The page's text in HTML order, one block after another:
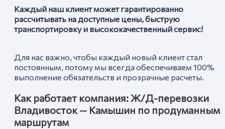
Каждый наш клиент может гарантированно
рассчитывать на доступные цены, быструю
транспортировку и высококачественный сервис!
Для нас важно, чтобы каждый новый клиент стал
постоянным, потому мы всегда обеспечиваем 100%
выполнение обязательств и прозрачные расчеты.
Как работает компания: Ж/Д-перевозки
Владивосток — Камышин по продуманным
маршрутам